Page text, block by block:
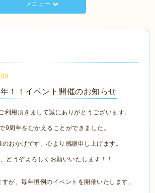
メニュー
！！イベント開催のお知らせ
利用頂きまして誠にありがとうございます。
9周年をむかえることができました。
おかげです。心より感謝申し上げます。
どうぞよろしくお願いいたします！！
が、毎年恒例のイベントを開催いたします。